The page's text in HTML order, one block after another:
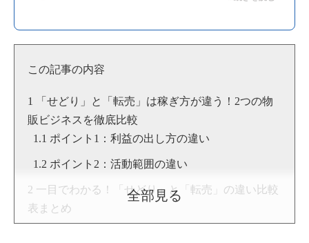
▶Twitter：https://twitter.com/asataku999
▶朝野拓也のプロフィール
この記事の内容
「せどり」と「転売」は稼ぎ方が違う！2つの物
販ビジネスを徹底比較
ポイント1：利益の出し方の違い
ポイント2：活動範囲の違い
一目でわかる！「せどり」と「転売」の違い比較
表まとめ
全部見る